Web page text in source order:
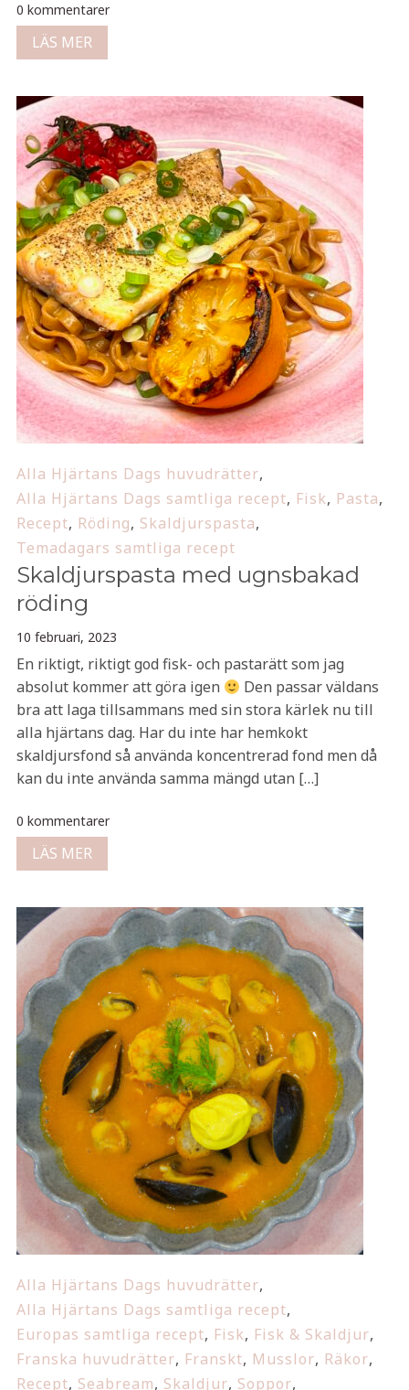
0 kommentarer
LÄS MER
Alla Hjärtans Dags huvudrätter,
Alla Hjärtans Dags samtliga recept, Fisk, Pasta,
Recept, Röding, Skaldjurspasta,
Temadagars samtliga recept
Skaldjurspasta med ugnsbakad
röding
10 februari, 2023
En riktigt, riktigt god fisk- och pastarätt som jag
absolut kommer att göra igen
Den passar väldans
bra att laga tillsammans med sin stora kärlek nu till
alla hjärtans dag. Har du inte har hemkokt
skaldjursfond så använda koncentrerad fond men då
kan du inte använda samma mängd utan […]
0 kommentarer
LÄS MER
Alla Hjärtans Dags huvudrätter,
Alla Hjärtans Dags samtliga recept,
Europas samtliga recept, Fisk, Fisk & Skaldjur,
Franska huvudrätter, Franskt, Musslor, Räkor,
Recept, Seabream, Skaldjur, Soppor,